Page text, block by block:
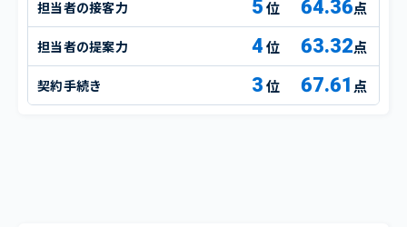
担当者の接客力 5 64.36点
担当者の提案力 4 63.32点
契約手続き 3 67.61 点